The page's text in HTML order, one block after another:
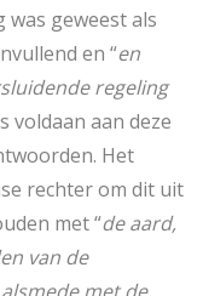
geweest als
en “en
regeling
voldaan aan deze
Het
rechter om dit uit
met “de aard,
van de